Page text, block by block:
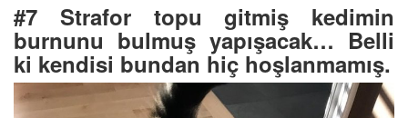
#7 Strafor topu gitmiş kedimin
burnunu bulmuş yapışacak… Belli
ki kendisi bundan hiç hoşlanmamış.